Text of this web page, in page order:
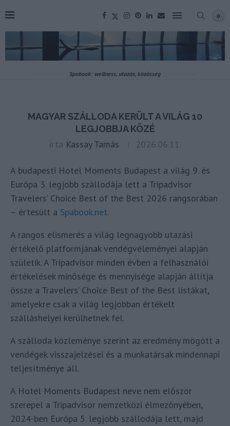
Spabook: wellness, utazás, közösség
MAGYAR SZÁLLODA KERÜLT A VILÁG 10
LEGJOBBJA KÖZÉ
írta Kassay Tamás 2026.06.11.
A budapesti Hotel Moments Budapest a világ 9. és
Európa 3. legjobb szállodája lett a Tripadvisor
Travelers’ Choice Best of the Best 2026 rangsorában
– értesült a Spabook.net.
A rangos elismerés a világ legnagyobb utazási
értékelő platformjának vendégvéleményei alapján
születik. A Tripadvisor minden évben a felhasználói
értékelések minősége és mennyisége alapján állítja
össze a Travelers’ Choice Best of the Best listákat,
amelyekre csak a világ legjobban értékelt
szálláshelyei kerülhetnek fel.
A szálloda közleménye szerint az eredmény mögött a
vendégek visszajelzései és a munkatársak mindennapi
teljesítménye áll.
A Hotel Moments Budapest neve nem először
szerepel a Tripadvisor nemzetközi élmezőnyében,
2024-ben Európa 5. legjobb szállodája lett, majd